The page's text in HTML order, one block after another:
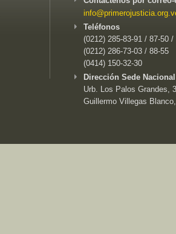
Teléfonos
(0212) 285-83-91 / 87-50 /
(0212) 286-73-03 / 88-55
(0414) 150-32-30
Dirección Sede
Urb. Los Palos Grandes,
Guillermo Villegas